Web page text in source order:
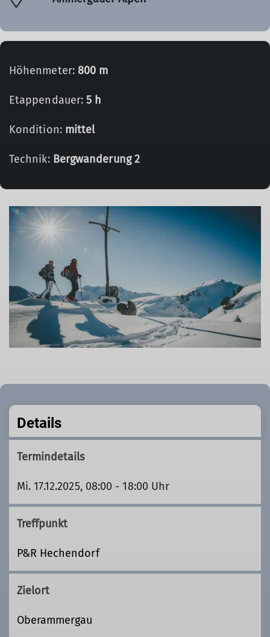
Höhenmeter: 800 m
Etappendauer:5 h
Kondition: mittel
Technik: Bergwanderung 2
Details
Termindetails
Mi. 17.12.2025, 08:00 - 18:00 Uhr
Treffpunkt
P&R Hechendorf
Zielort
Oberammergau